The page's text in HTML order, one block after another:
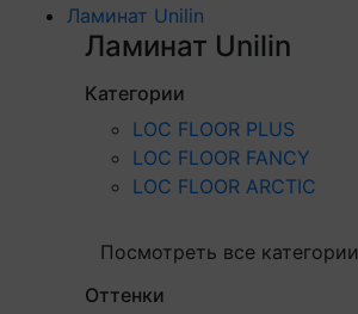
Ламинат Unilin
Ламинат Unilin
Категории
LOC FLOOR PLUS
LOC FLOOR FANCY
LOC FLOOR ARCTIC
Посмотреть все категории
Оттенки